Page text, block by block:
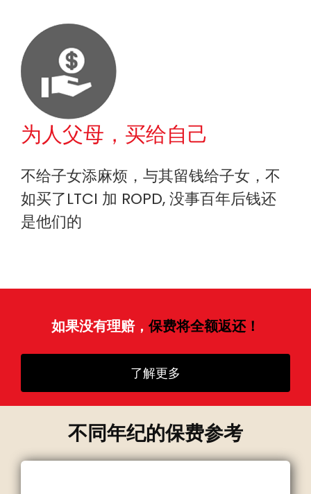
为人父母，买给自己
不给子女添麻烦，与其留钱给子女，不
如买了LTCI 加 ROPD, 没事百年后钱还
是他们的
如果没有理赔， 保费将全额返还！
了解更多
不同年纪的保费参考